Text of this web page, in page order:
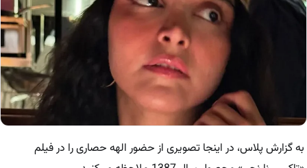
به گزارش پلاس، در اینجا تصویری از حضور الهه حصاری را در فیلم